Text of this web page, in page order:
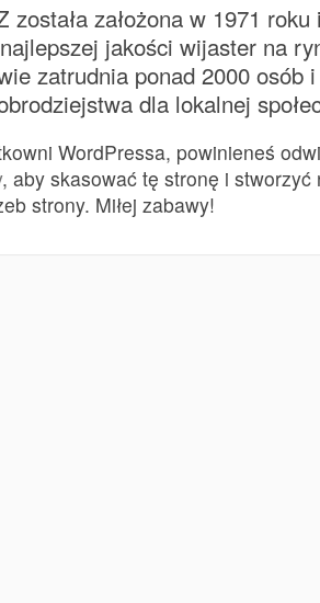
została założona w 1971
jakości wijaster na
zatrudnia ponad 2000 osób
dla lokalnej
WordPressa, powinieneś
, aby skasować tę stronę i
strony. Miłej zabawy!